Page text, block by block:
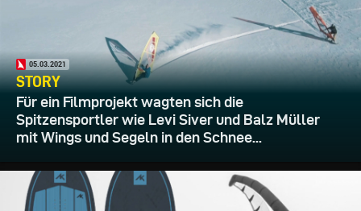
05.03.2021
STORY
Für ein Filmprojekt wagten sich die
Spitzensportler wie Levi Siver und Balz Müller
mit Wings und Segeln in den Schnee...